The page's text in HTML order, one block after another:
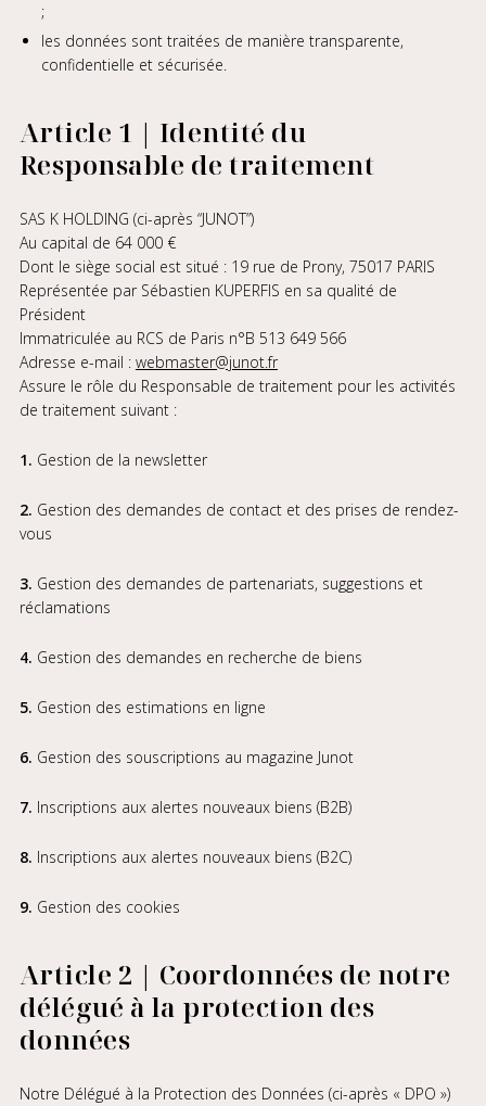
;
les données sont traitées de manière transparente,
confidentielle et sécurisée.
Article 1 | Identité du
Responsable de traitement
SAS K HOLDING (ci-après “JUNOT”)
Au capital de 64 000 €
Dont le siège social est situé : 19 rue de Prony, 75017 PARIS
Représentée par Sébastien KUPERFIS en sa qualité de
Président
Immatriculée au RCS de Paris n°B 513 649 566
Adresse e-mail : webmaster@junot.fr
Assure le rôle du Responsable de traitement pour les activités
de traitement suivant :
1. Gestion de la newsletter
2. Gestion des demandes de contact et des prises de rendez-
vous
3. Gestion des demandes de partenariats, suggestions et
réclamations
4. Gestion des demandes en recherche de biens
5. Gestion des estimations en ligne
6. Gestion des souscriptions au magazine Junot
7. Inscriptions aux alertes nouveaux biens (B2B)
8. Inscriptions aux alertes nouveaux biens (B2C)
9. Gestion des cookies
Article 2 | Coordonnées de notre
délégué à la protection des
données
Notre Délégué à la Protection des Données (ci-après « DPO »)